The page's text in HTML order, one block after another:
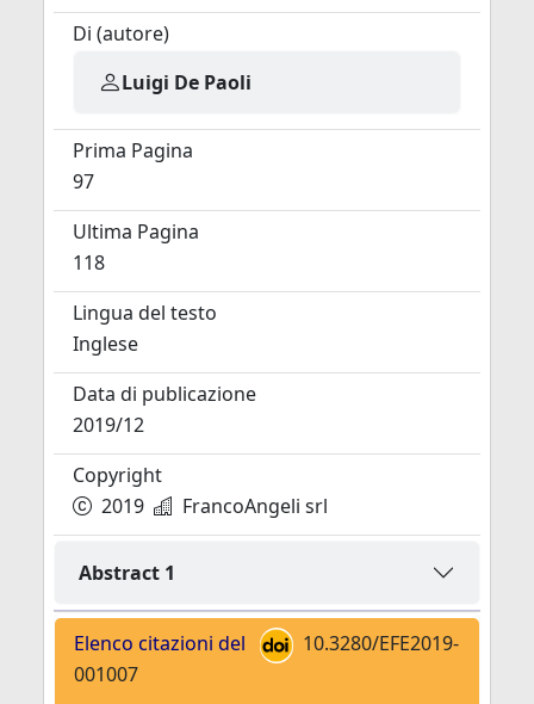
Di (autore)
Luigi De Paoli
Prima Pagina
97
Ultima Pagina
118
Lingua del testo
Inglese
Data di publicazione
2019/12
Copyright
2019
FrancoAngeli srl
Abstract 1
Elenco citazioni del
10.3280/EFE2019-
001007